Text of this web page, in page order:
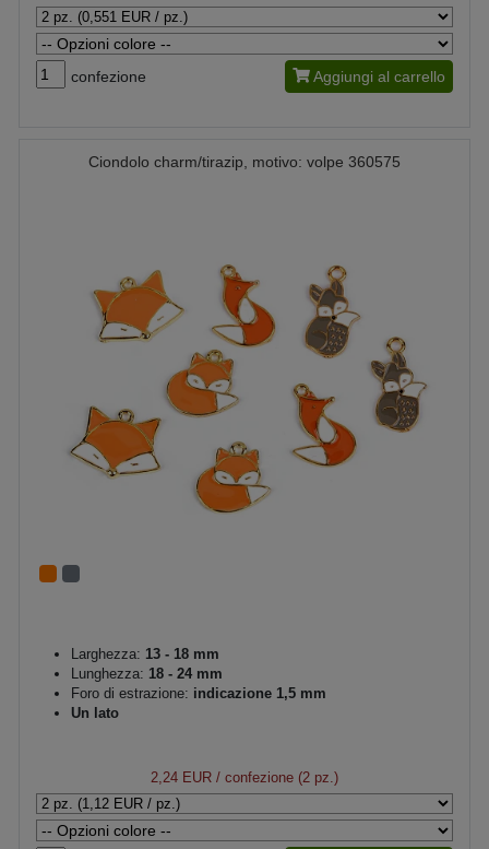
confezione Aggiungi al carrello
Ciondolo charm/tirazip, motivo: volpe 360575
Larghezza: 13 - 18 mm
Lunghezza: 18 - 24 mm
Foro di estrazione: indicazione 1,5 mm
Un lato
2,24 EUR / confezione (2 pz.)